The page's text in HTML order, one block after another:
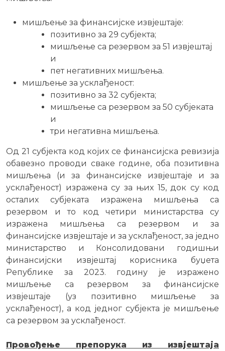
мишљење за финансијске извјештаје:
позитивно за 29 субјекта;
мишљење са резервом за 51 извјештај
и
пет негативних мишљења.
мишљење за усклађеност:
позитивно за 32 субјекта;
мишљење са резервом за 50 субјеката
и
три негативна мишљења.
Од 21 субјекта код којих се финансијска ревизија
обавезно проводи сваке године, оба позитивна
мишљења (и за финансијске извјештаје и за
усклађеност) изражена су за њих 15, док су код
осталих субјеката изражена мишљења са
резервом и то код четири министарства су
изражена мишљења са резервом и за
финансијске извјештаје и за усклађеност, за једно
министарство и Консолидовани годишњи
финансијски извјештај корисника буџета
Републике за 2023. годину је изражено
мишљење са резервом за финансијске
извјештаје (уз позитивно мишљење за
усклађеност), а код једног субјекта је мишљење
са резервом за усклађеност.
Провођење препорука из извјештаја